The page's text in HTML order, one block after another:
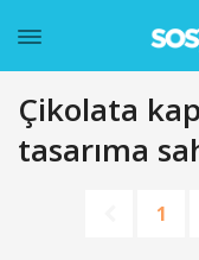
Çikolata
tasarıma
1